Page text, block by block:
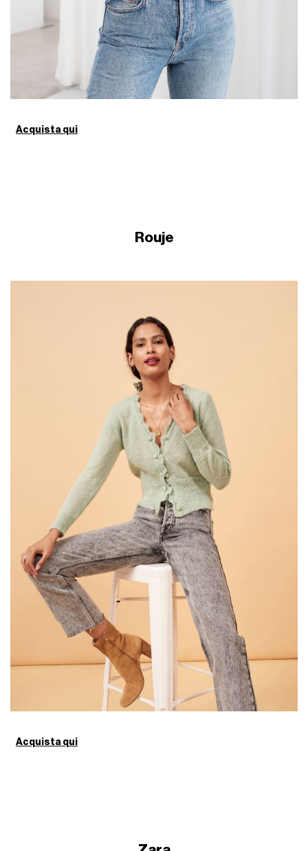
Acquista qui
Rouje
Acquista qui